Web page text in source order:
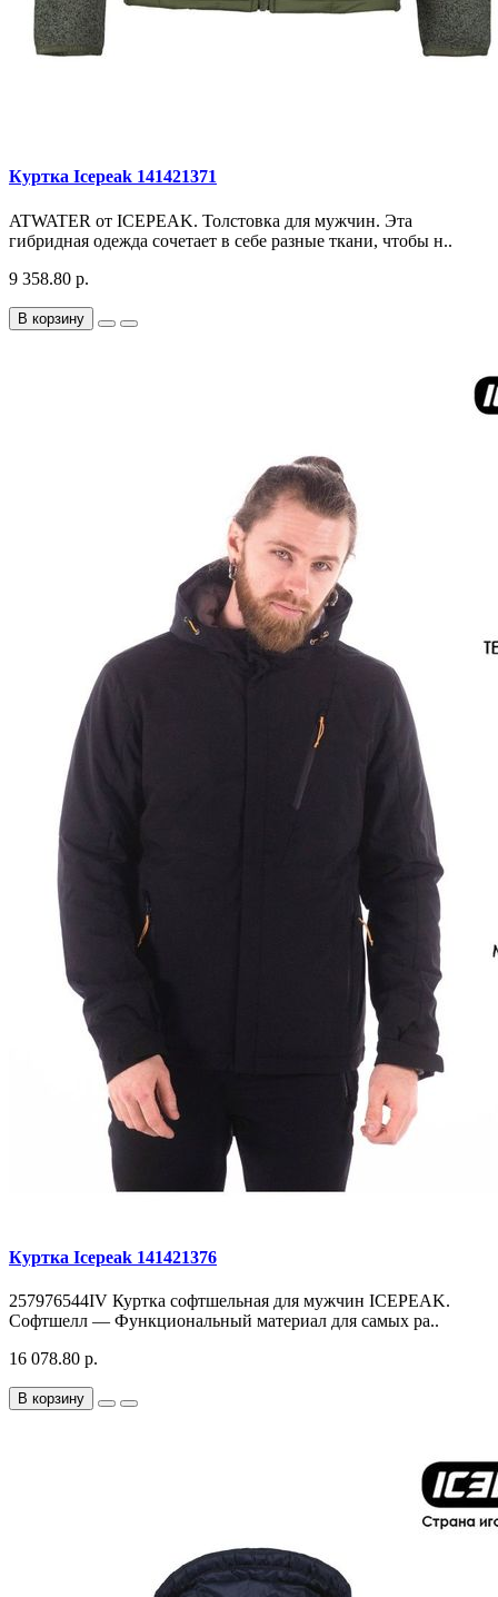
Куртка Icepeak 141421371
ATWATER от ICEPEAK. Толстовка для мужчин. Эта
гибридная одежда сочетает в себе разные ткани, чтобы н..
9 358.80 р.
В корзину
Куртка Icepeak 141421376
257976544IV Куртка софтшельная для мужчин ICEPEAK.
Софтшелл — Функциональный материал для самых ра..
16 078.80 р.
В корзину